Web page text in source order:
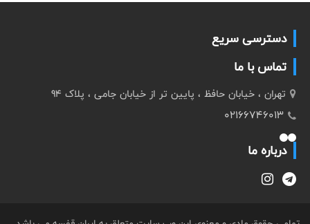
دسترسی سریع
تماس با ما
تهران ، خیابان حافظ ، پایین تر از خیابان جامی ، پلاک 94
02166746013
درباره ما